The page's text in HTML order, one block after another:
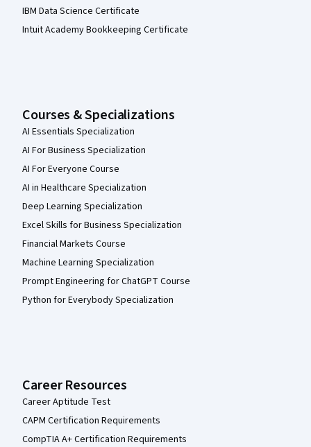
IBM Data Science Certificate
Intuit Academy Bookkeeping Certificate
Courses & Specializations
AI Essentials Specialization
AI For Business Specialization
AI For Everyone Course
AI in Healthcare Specialization
Deep Learning Specialization
Excel Skills for Business Specialization
Financial Markets Course
Machine Learning Specialization
Prompt Engineering for ChatGPT Course
Python for Everybody Specialization
Career Resources
Career Aptitude Test
CAPM Certification Requirements
CompTIA A+ Certification Requirements